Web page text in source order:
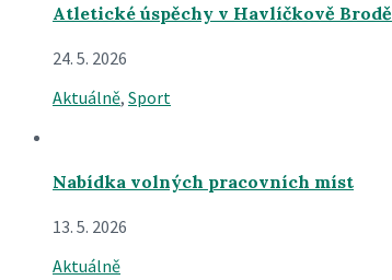
Atletické úspěchy v Havlíčkově Brodě
24. 5. 2026
Aktuálně, Sport
Nabídka volných pracovních míst
13. 5. 2026
Aktuálně